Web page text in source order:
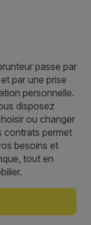
passe par
par une prise
personnelle.
disposez
ou changer
contrats permet
besoins et
tout en